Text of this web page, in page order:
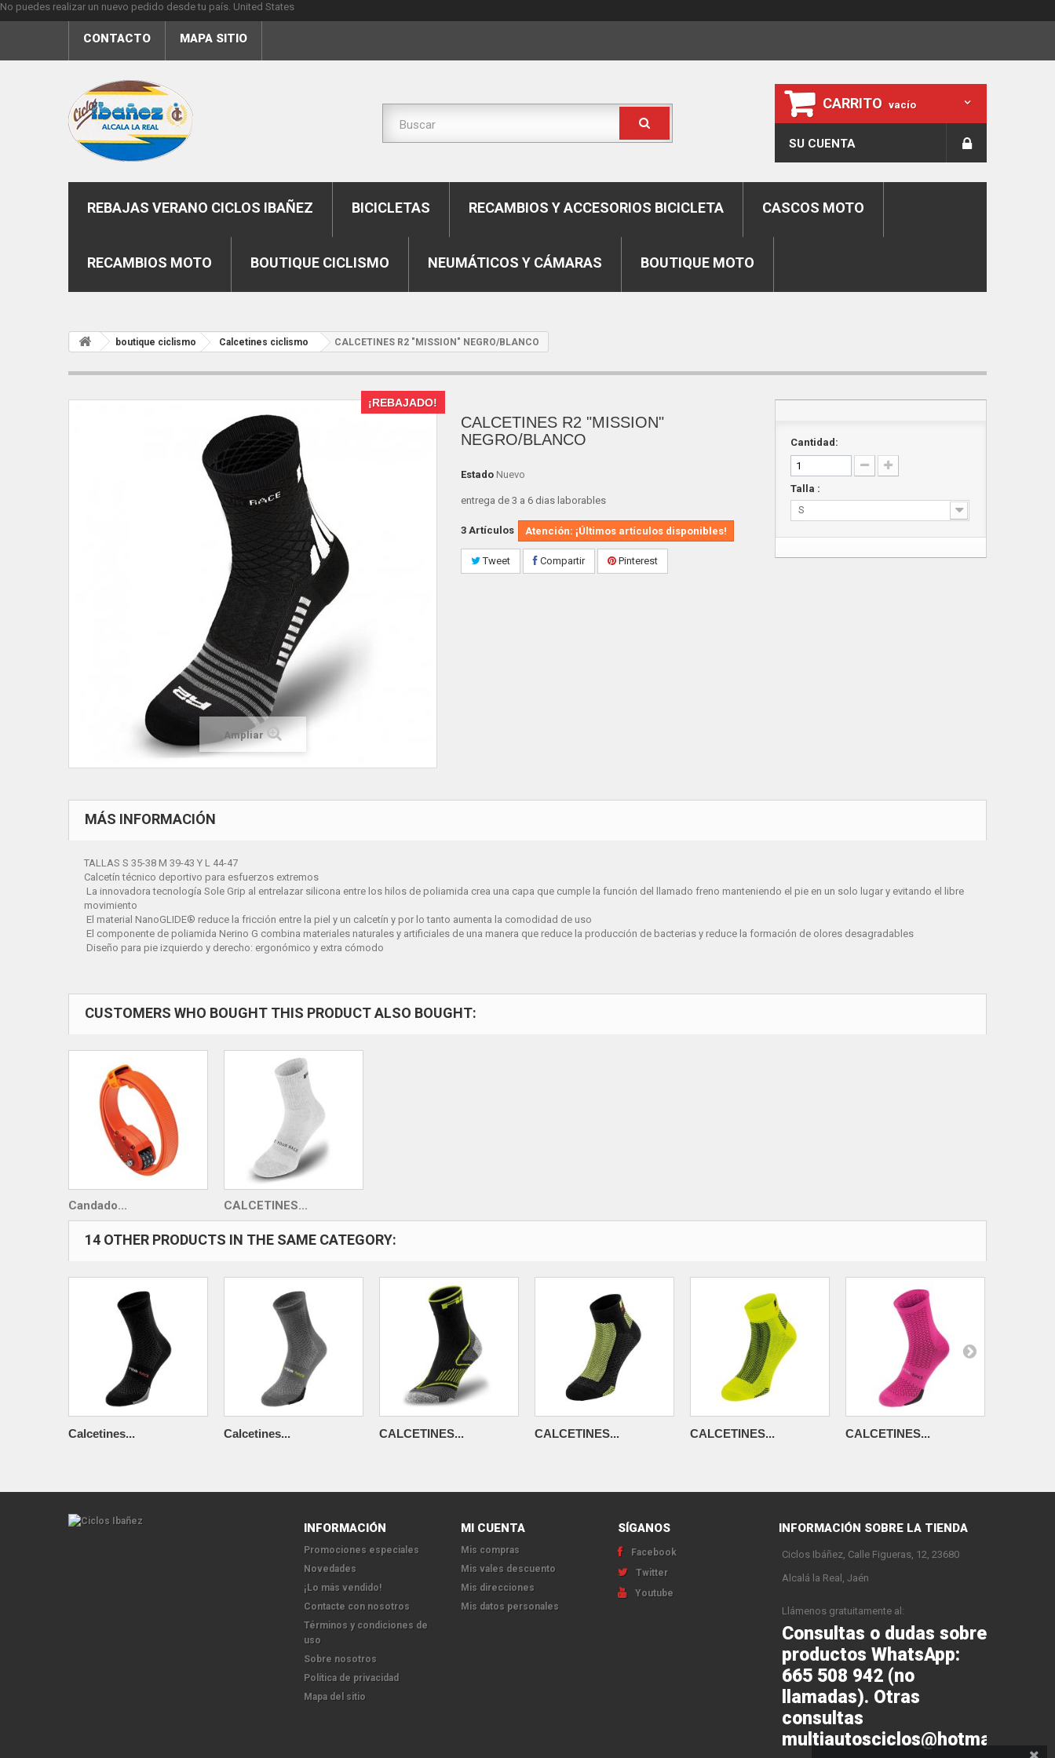
No puedes realizar un nuevo pedido desde tu país. United States
CONTACTO MAPA SITIO
CARRITO vacío
SU CUENTA
REBAJAS VERANO CICLOS IBAÑEZ BICICLETAS RECAMBIOS Y ACCESORIOS BICICLETA CASCOS MOTO
RECAMBIOS MOTO BOUTIQUE CICLISMO NEUMÁTICOS Y CÁMARAS BOUTIQUE MOTO
boutique ciclismo Calcetines ciclismo CALCETINES R2 "MISSION" NEGRO/BLANCO
¡REBAJADO!
Ampliar
CALCETINES R2 "MISSION"
NEGRO/BLANCO
Estado Nuevo
entrega de 3 a 6 dias laborables
3 Artículos Atención: ¡Últimos artículos disponibles!
Tweet Compartir Pinterest
Cantidad:
Talla :
S
MÁS INFORMACIÓN
TALLAS S 35-38 M 39-43 Y L 44-47
Calcetín técnico deportivo para esfuerzos extremos
La innovadora tecnología Sole Grip al entrelazar silicona entre los hilos de poliamida crea una capa que cumple la función del llamado freno manteniendo el pie en un solo lugar y evitando el libre
movimiento
El material NanoGLIDE® reduce la fricción entre la piel y un calcetín y por lo tanto aumenta la comodidad de uso
El componente de poliamida Nerino G combina materiales naturales y artificiales de una manera que reduce la producción de bacterias y reduce la formación de olores desagradables
Diseño para pie izquierdo y derecho: ergonómico y extra cómodo
CUSTOMERS WHO BOUGHT THIS PRODUCT ALSO BOUGHT:
Candado... CALCETINES...
14 OTHER PRODUCTS IN THE SAME CATEGORY:
Calcetines... Calcetines... CALCETINES... CALCETINES... CALCETINES... CALCETINES...
INFORMACIÓN
Promociones especiales
Novedades
¡Lo más vendido!
Contacte con nosotros
Términos y condiciones de
uso
Sobre nosotros
Política de privacidad
Mapa del sitio
MI CUENTA
Mis compras
Mis vales descuento
Mis direcciones
Mis datos personales
SÍGANOS
Facebook
Twitter
Youtube
INFORMACIÓN SOBRE LA TIENDA
Ciclos Ibáñez, Calle Figueras, 12, 23680
Alcalá la Real, Jaén
Llámenos gratuitamente al:
Consultas o dudas sobre
productos WhatsApp:
665 508 942 (no
llamadas). Otras
consultas
multiautosciclos@hotmail.com